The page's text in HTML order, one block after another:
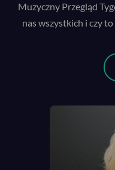
Muzyczny Przegląd
nas wszystkich i czy